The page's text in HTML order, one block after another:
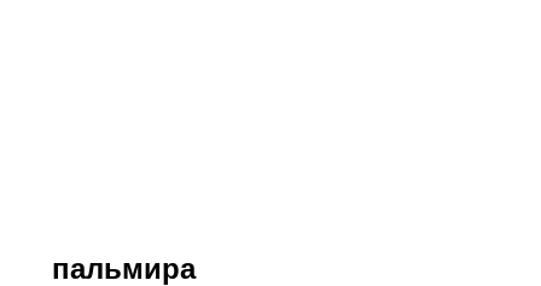
пальмира